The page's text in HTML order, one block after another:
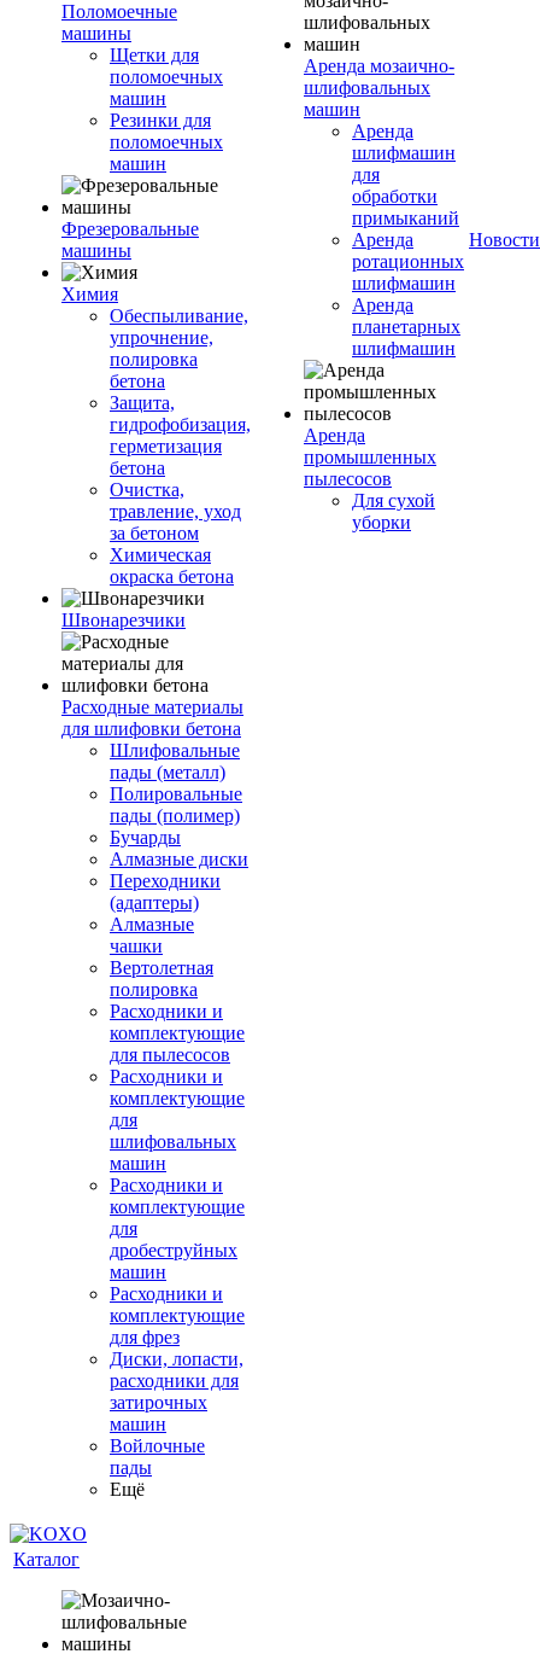
Поломоечные
машины
Щетки для
поломоечных
машин
Резинки для
поломоечных
машин
Фрезеровальные
машины
Химия
Обеспыливание,
упрочнение,
полировка
бетона
Защита,
гидрофобизация,
герметизация
бетона
Очистка,
травление, уход
за бетоном
Химическая
окраска бетона
Швонарезчики
Расходные материалы
для шлифовки бетона
Шлифовальные
пады (металл)
Полировальные
пады (полимер)
Бучарды
Алмазные диски
Переходники
(адаптеры)
Алмазные
чашки
Вертолетная
полировка
Расходники и
комплектующие
для пылесосов
Расходники и
комплектующие
для
шлифовальных
машин
Расходники и
комплектующие
для
дробеструйных
машин
Расходники и
комплектующие
для фрез
Диски, лопасти,
расходники для
затирочных
машин
Войлочные
пады
Ещё
Аренда мозаично-
шлифовальных
машин
Аренда
шлифмашин
для
обработки
примыканий
Аренда
ротационных
шлифмашин
Аренда
планетарных
шлифмашин
Аренда
промышленных
пылесосов
Для сухой
уборки
Новости
Каталог